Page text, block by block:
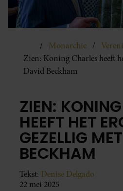
Monarchie
Zien: Koning Charles heeft
David Beckham
ZIEN:
HEEFT HET
GEZELLIG
BECKHAM
Tekst: Denise Delgado
22 mei 2025